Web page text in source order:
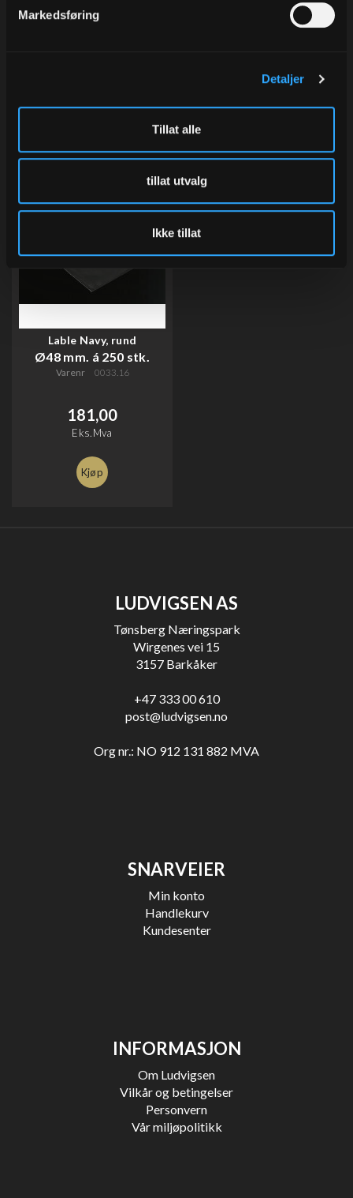
Markedsføring
Detaljer
Tillat alle
tillat utvalg
Ikke tillat
Ø48 mm. á 250 stk.
Lable Gray, rund
Ø48 mm. á 250 stk.
181,00
Lable Navy, rund
Ø48 mm. á 250 stk.
Varenr 0033.16
181,00
Eks.Mva
Kjøp
LUDVIGSEN AS
Tønsberg Næringspark
Wirgenes vei 15
3157 Barkåker
+47 333 00 610
post@ludvigsen.no
Org nr.: NO 912 131 882 MVA
SNARVEIER
Min konto
Handlekurv
Kundesenter
INFORMASJON
Om Ludvigsen
Vilkår og betingelser
Personvern
Vår miljøpolitikk